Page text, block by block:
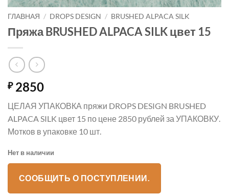
ГЛАВНАЯ / DROPS DESIGN / BRUSHED ALPACA SILK
Пряжа BRUSHED ALPACA SILK цвет 15
₽2850
ЦЕЛАЯ УПАКОВКА пряжи DROPS DESIGN BRUSHED
ALPACA SILK цвет 15 по цене 2850 рублей за УПАКОВКУ.
Мотков в упаковке 10 шт.
Нет в наличии
СООБЩИТЬ О ПОСТУПЛЕНИИ.